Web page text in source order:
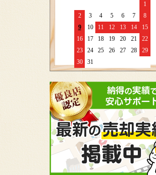
1
2
3 4 5 6 7
8
9
10 11 12 13 14
15
16
17 18 19 20 21
22
23
24 25 26 27 28
29
30
31